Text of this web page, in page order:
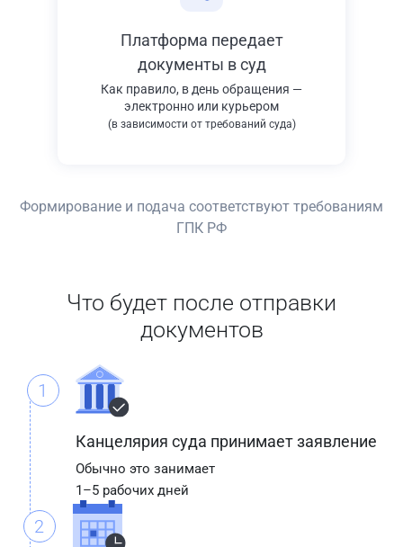
Платформа передает
документы в суд
Как правило, в день обращения —
электронно или курьером
(в зависимости от требований суда)
Формирование и подача соответствуют требованиям
ГПК РФ
Что будет после отправки
документов
1
Канцелярия суда принимает заявление
Обычно это занимает
1–5 рабочих дней
2